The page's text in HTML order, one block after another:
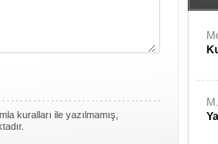
kuralları ile yazılmamış,